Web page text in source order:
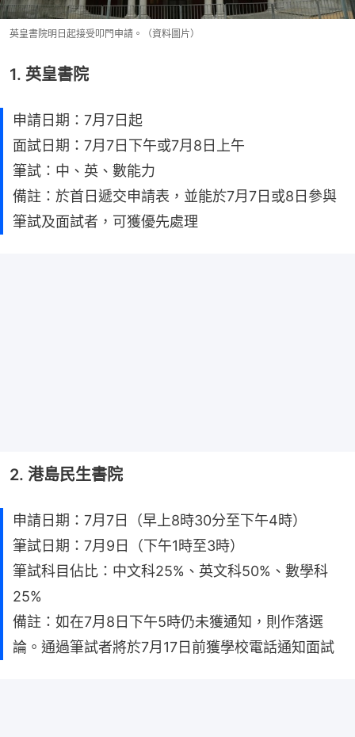
英皇書院明日起接受叩門申請。（資料圖片）
1. 英皇書院
申請日期：7月7日起
面試日期：7月7日下午或7月8日上午
筆試：中、英、數能力
備註：於首日遞交申請表，並能於7月7日或8日參與
筆試及面試者，可獲優先處理
2. 港島民生書院
申請日期：7月7日（早上8時30分至下午4時）
筆試日期：7月9日（下午1時至3時）
筆試科目佔比：中文科25%、英文科50%、數學科
25%
備註：如在7月8日下午5時仍未獲通知，則作落選
論。通過筆試者將於7月17日前獲學校電話通知面試